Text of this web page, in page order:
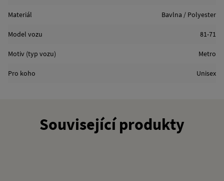
Materiál Bavlna / Polyester
Model vozu 81-71
Motiv (typ vozu) Metro
Pro koho Unisex
Související produkty